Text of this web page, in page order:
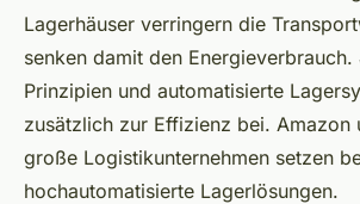
Lagerhäuser verringern die
senken damit den
Prinzipien und automatisierte
zusätzlich zur Effizienz bei. Amazon
große Logistikunternehmen setzen
hochautomatisierte Lagerlösungen.